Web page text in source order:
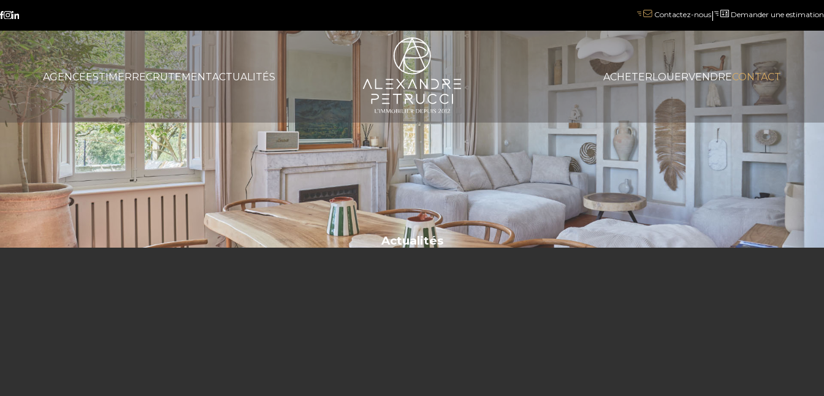
Contactez-nous Demander une estimation
AGENCEESTIMERRECRUTEMENTACTUALITÉS ACHETERLOUERVENDRECONTACT
interdiction location 2028
Actualités